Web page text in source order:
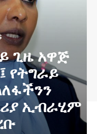
ጊዜ አዋጅ
የትግራይ
ኢብራሂም